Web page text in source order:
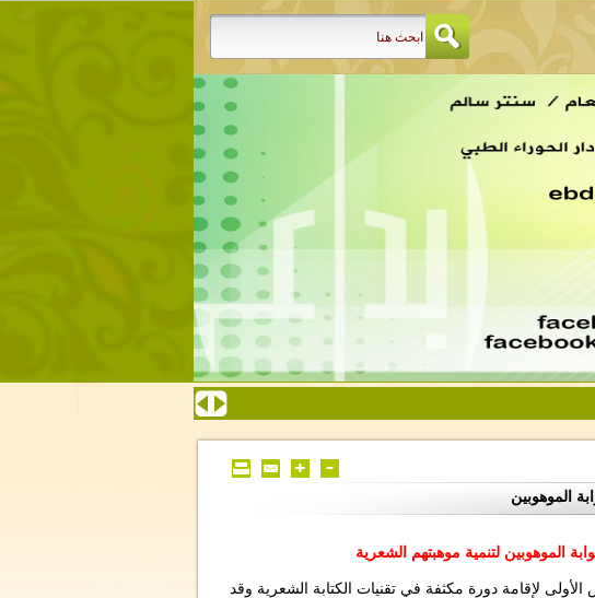
الموهوبين
الموهوبين لتنمية موهبتهم الشعرية
لإقامة دورة مكثفة في تقنيات الكتابة الشعرية وقد